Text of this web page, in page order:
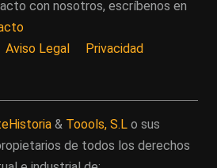
con nosotros, escríbenos en
Aviso Legal Privacidad
& Toools, S.L o sus
de todos los derechos